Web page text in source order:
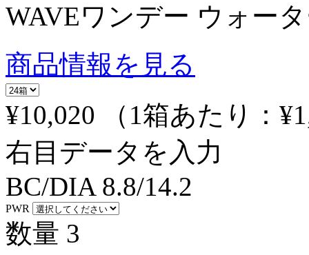
WAVEワンデー ウォー
商品情報を見る
¥10,020
（1箱あたり：
右目データを入力
BC/DIA 8.8/14.2
PWR
数量 3